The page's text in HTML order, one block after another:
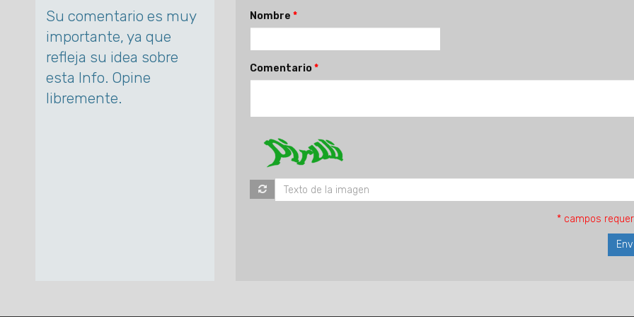
Su comentario es muy
importante, ya que
refleja su idea sobre
esta Info. Opine
libremente.
Nombre
Comentario
* campos